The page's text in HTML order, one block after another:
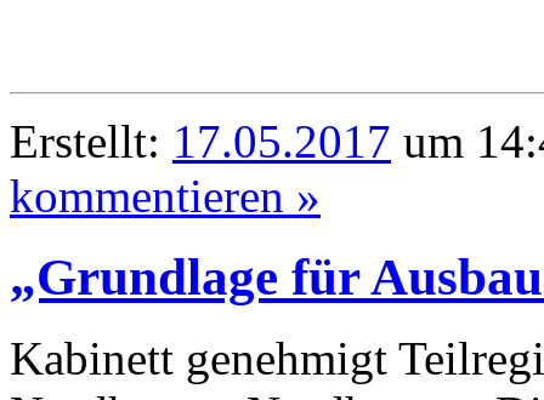
Erstellt: 17.05.2017 um
kommentieren »
„Grundlage für
Kabinett genehmigt